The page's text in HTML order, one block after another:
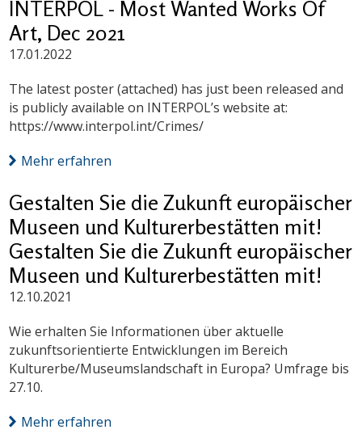
INTERPOL - Most Wanted Works Of
Art, Dec 2021
17.01.2022
The latest poster (attached) has just been released and
is publicly available on INTERPOL’s website at:
https://www.interpol.int/Crimes/
Mehr erfahren
Gestalten Sie die Zukunft europäischer
Museen und Kulturerbestätten mit!
Gestalten Sie die Zukunft europäischer
Museen und Kulturerbestätten mit!
12.10.2021
Wie erhalten Sie Informationen über aktuelle
zukunftsorientierte Entwicklungen im Bereich
Kulturerbe/Museumslandschaft in Europa? Umfrage bis
27.10.
Mehr erfahren